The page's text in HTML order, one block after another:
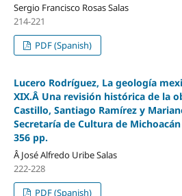
Sergio Francisco Rosas Salas
214-221
PDF (Spanish)
Lucero Rodríguez, La geología
XIX.Â Una revisión histórica de la
Castillo, Santiago Ramírez y
Secretaría de Cultura de Michoacán
356 pp.
Â José Alfredo Uribe Salas
222-228
PDF (Spanish)